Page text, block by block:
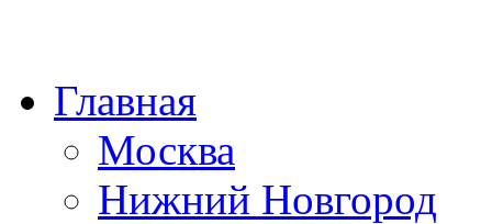
Главная
Москва
Нижний Новгород